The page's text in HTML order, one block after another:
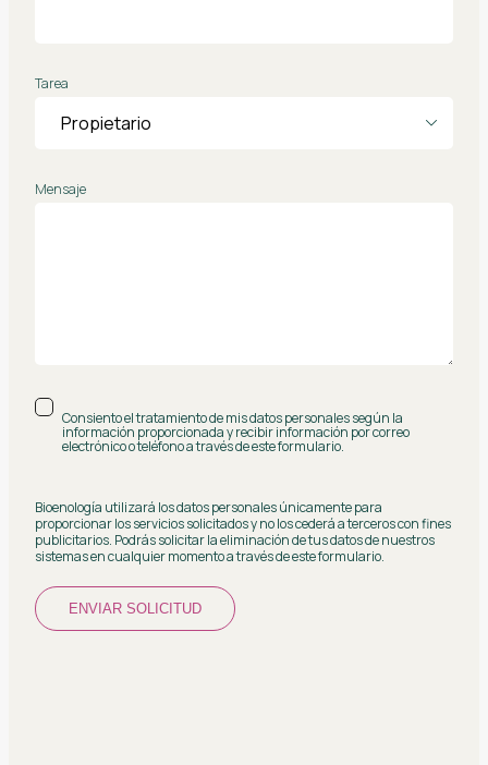
Tarea
Mensaje
Consiento el tratamiento de mis datos personales según la
información proporcionada y recibir información por correo
electrónico o teléfono a través de este formulario.
Bioenología utilizará los datos personales únicamente para
proporcionar los servicios solicitados y no los cederá a terceros con fines
publicitarios. Podrás solicitar la eliminación de tus datos de nuestros
sistemas en cualquier momento a través de este formulario.
ENVIAR SOLICITUD